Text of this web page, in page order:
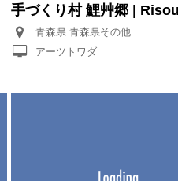
手づくり村 鯉艸郷 |
青森県 青森県その他
アーツトワダ